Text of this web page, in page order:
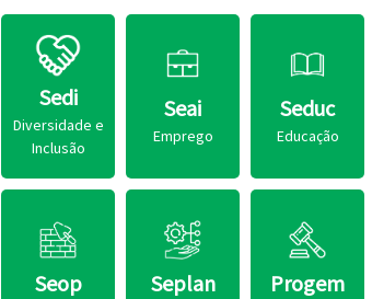
Sedi
Diversidade e
Inclusão
Seai
Emprego
Seduc
Educação
Seop Seplan Progem